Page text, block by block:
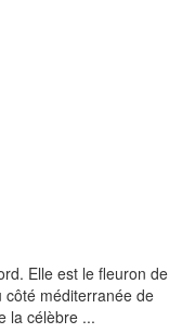
Elle est le fleuron de
côté méditerranée de
la célèbre ...